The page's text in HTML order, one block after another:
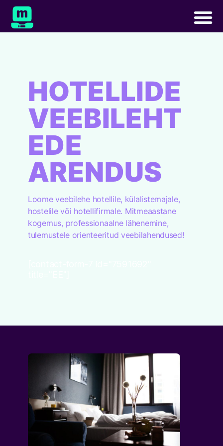
HOTELLIDE
VEEBILEHT
EDE
ARENDUS
Loome veebilehe hotellile, külalistemajale,
hostelile või hotellifirmale. Mitmeaastane
kogemus, professionaalne lähenemine,
tulemustele orienteeritud veebilahendused!